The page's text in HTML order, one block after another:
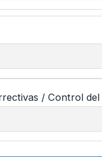
/ Control del